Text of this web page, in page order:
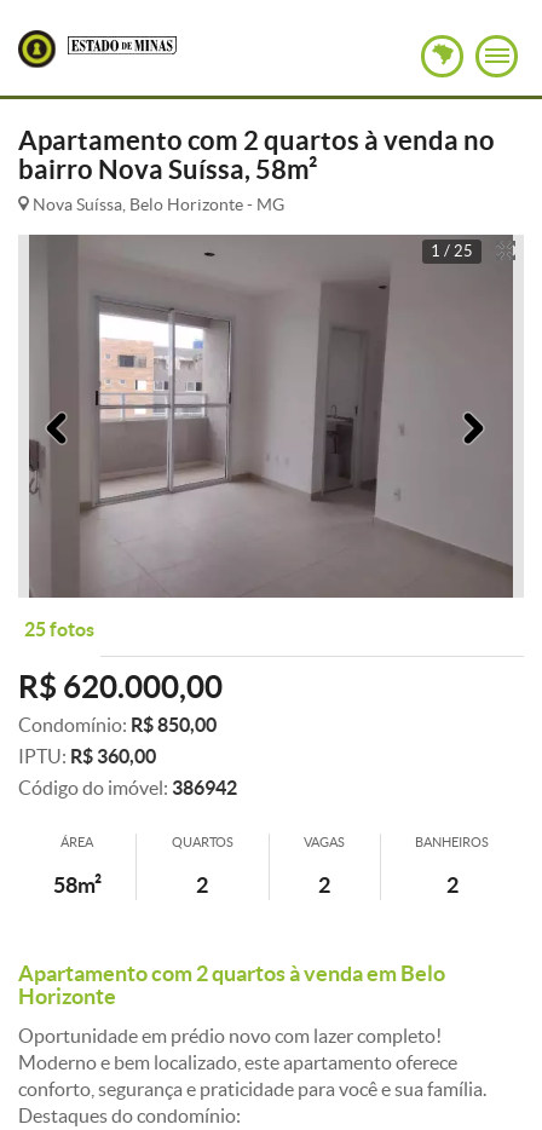
Apartamento com 2 quartos à venda no
bairro Nova Suíssa, 58m²
Nova Suíssa, Belo Horizonte - MG
1 / 25
Anterior
25 fotos
R$ 620.000,00
Condomínio: R$ 850,00
IPTU: R$ 360,00
Código do imóvel: 386942
ÁREA
58m²
QUARTOS
2
VAGAS
2
BANHEIROS
2
Apartamento com 2 quartos à venda em Belo
Horizonte
Oportunidade em prédio novo com lazer completo!
Moderno e bem localizado, este apartamento oferece
conforto, segurança e praticidade para você e sua família.
Destaques do condomínio: